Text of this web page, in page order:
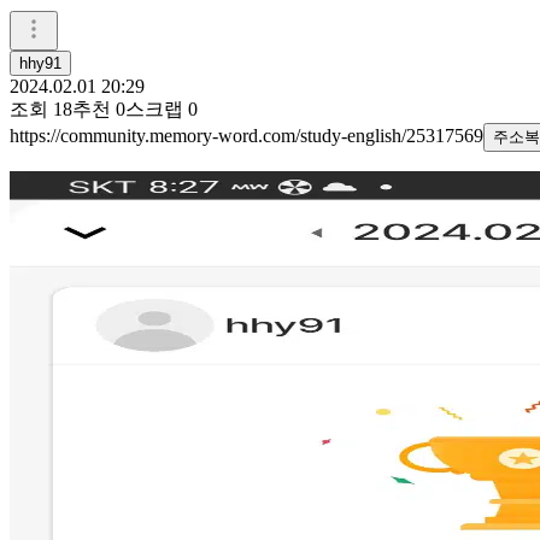
hhy91
2024.02.01 20:29
조회 18추천 0스크랩 0
https://community.memory-word.com/study-english/25317569 주소